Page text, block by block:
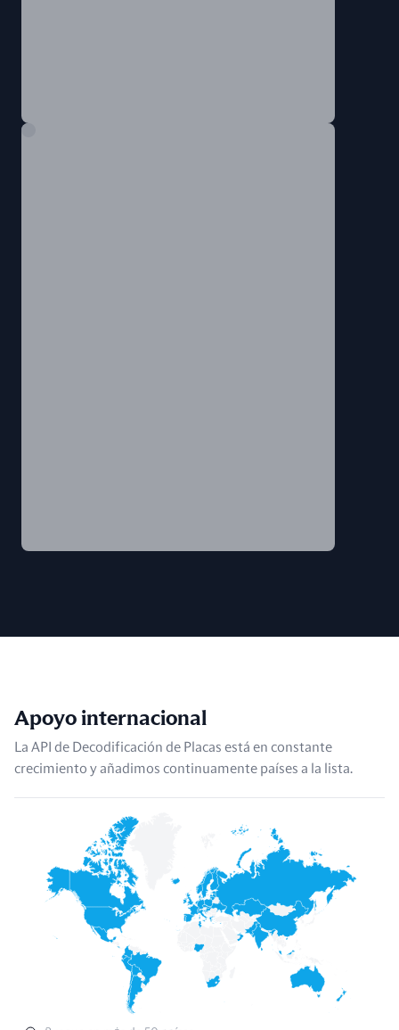
Apoyo internacional
La API de Decodificación de Placas está en constante
crecimiento y añadimos continuamente países a la lista.